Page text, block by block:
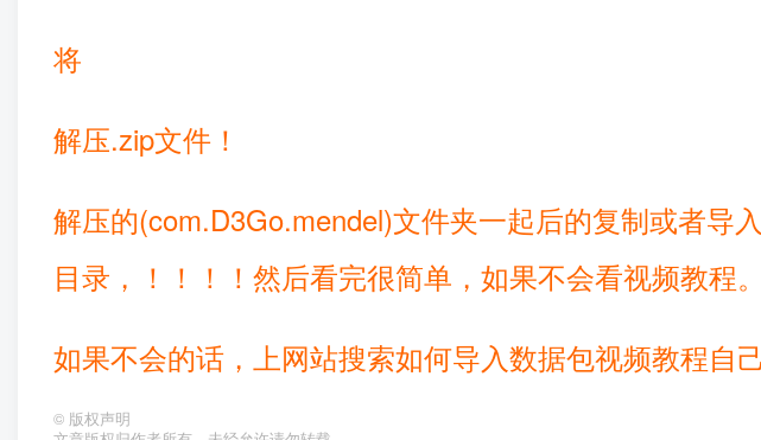
将
解压.zip文件！
解压的(com.D3Go.mendel)文件夹一起后的复制或者导
目录，！！！！然后看完很简单，如果不会看视频教程
如果不会的话，上网站搜索如何导入数据包视频教程自
© 版权声明